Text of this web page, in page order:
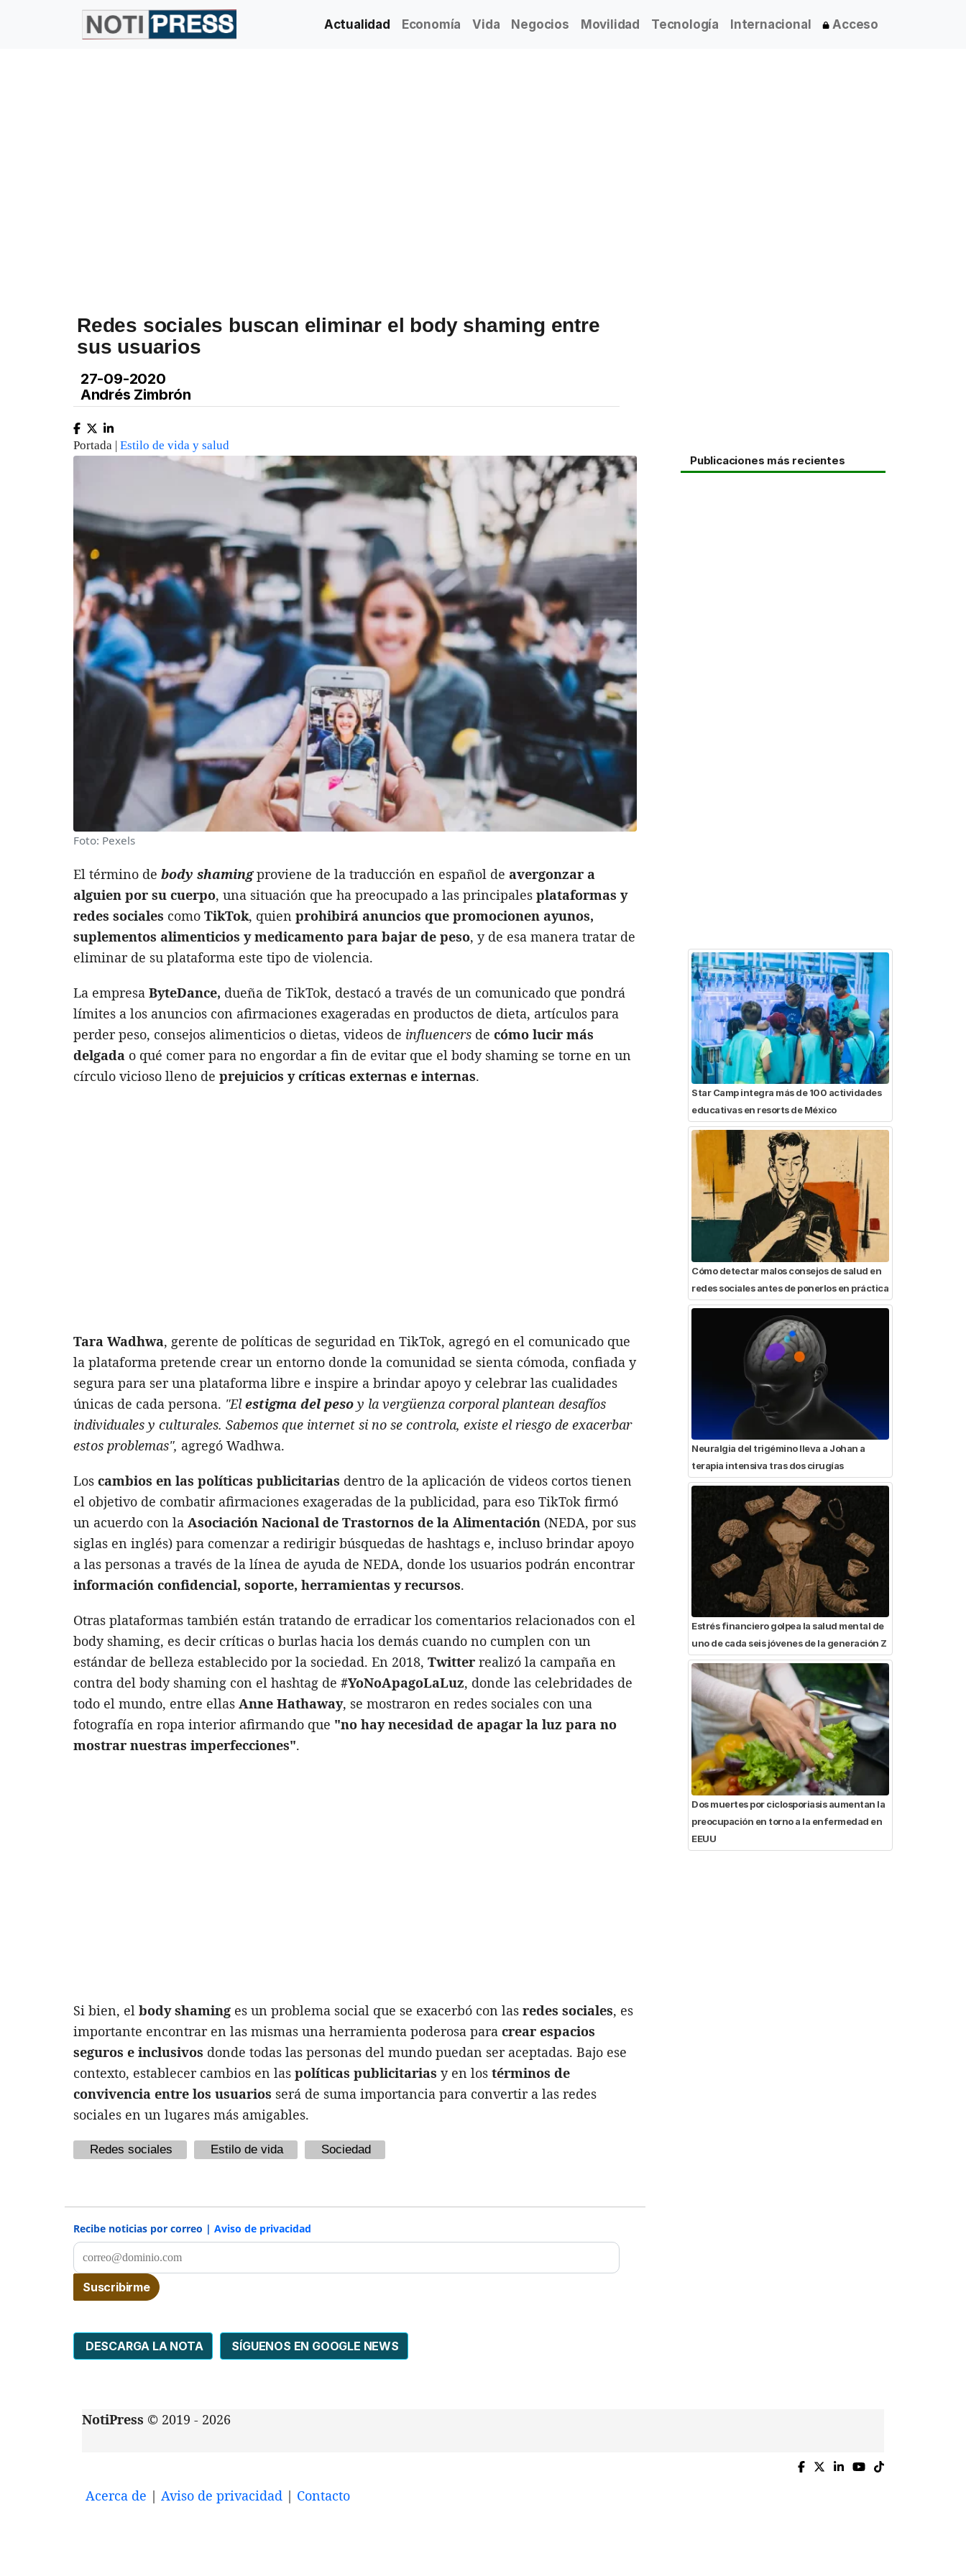
Actualidad Economía Vida Negocios Movilidad Tecnología Internacional Acceso
Redes sociales buscan eliminar el body shaming entre
sus usuarios
27-09-2020
Andrés Zimbrón
Portada | Estilo de vida y salud
Foto: Pexels
El término de body shamingproviene de la traducción en español de avergonzar a
alguien por su cuerpo, una situación que ha preocupado a las principales plataformas y
redes sociales como TikTok, quien prohibirá anuncios que promocionen ayunos,
suplementos alimenticios y medicamento para bajar de peso, y de esa manera tratar de
eliminar de su plataforma este tipo de violencia.
La empresa ByteDance, dueña de TikTok, destacó a través de un comunicado que pondrá
límites a los anuncios con afirmaciones exageradas en productos de dieta, artículos para
perder peso, consejos alimenticios o dietas, videos de influencers de cómo lucir más
delgada o qué comer para no engordar a fin de evitar que el body shaming se torne en un
círculo vicioso lleno de prejuicios y críticas externas e internas.
Tara Wadhwa, gerente de políticas de seguridad en TikTok, agregó en el comunicado que
la plataforma pretende crear un entorno donde la comunidad se sienta cómoda, confiada y
segura para ser una plataforma libre e inspire a brindar apoyo y celebrar las cualidades
únicas de cada persona. "Elestigma del peso y la vergüenza corporal plantean desafíos
individuales y culturales. Sabemos que internet si no se controla, existe el riesgo de exacerbar
estos problemas", agregó Wadhwa.
Los cambios en las políticas publicitarias dentro de la aplicación de videos cortos tienen
el objetivo de combatir afirmaciones exageradas de la publicidad, para eso TikTok firmó
un acuerdo con la Asociación Nacional de Trastornos de la Alimentación (NEDA, por sus
siglas en inglés) para comenzar a redirigir búsquedas de hashtags e, incluso brindar apoyo
a las personas a través de la línea de ayuda de NEDA, donde los usuarios podrán encontrar
información confidencial, soporte, herramientas y recursos.
Otras plataformas también están tratando de erradicar los comentarios relacionados con el
body shaming, es decir críticas o burlas hacia los demás cuando no cumplen con un
estándar de belleza establecido por la sociedad. En 2018, Twitter realizó la campaña en
contra del body shaming con el hashtag de #YoNoApagoLaLuz, donde las celebridades de
todo el mundo, entre ellas Anne Hathaway, se mostraron en redes sociales con una
fotografía en ropa interior afirmando que "no hay necesidad de apagar la luz para no
mostrar nuestras imperfecciones".
Si bien, el body shaming es un problema social que se exacerbó con las redes sociales, es
importante encontrar en las mismas una herramienta poderosa para crear espacios
seguros e inclusivos donde todas las personas del mundo puedan ser aceptadas. Bajo ese
contexto, establecer cambios en las políticas publicitarias y en los términos de
convivencia entre los usuarios será de suma importancia para convertir a las redes
sociales en un lugares más amigables.
Redes sociales Estilo de vida Sociedad
Recibe noticias por correo | Aviso de privacidad
DESCARGA LA NOTA SÍGUENOS EN GOOGLE NEWS
Publicaciones más recientes
Star Camp integra más de 100 actividades
educativas en resorts de México
Cómo detectar malos consejos de salud en
redes sociales antes de ponerlos en práctica
Neuralgia del trigémino lleva a Johan a
terapia intensiva tras dos cirugías
Estrés financiero golpea la salud mental de
uno de cada seis jóvenes de la generación Z
Dos muertes por ciclosporiasis aumentan la
preocupación en torno a la enfermedad en
EEUU
NotiPress © 2019 - 2026
Acerca de | Aviso de privacidad | Contacto